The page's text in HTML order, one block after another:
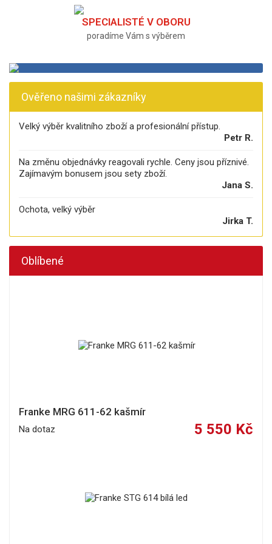
SPECIALISTÉ V OBORU
poradíme Vám s výběrem
Ověřeno našimi zákazníky
Velký výběr kvalitního zboží a profesionální přístup.
Petr R.
Na změnu objednávky reagovali rychle. Ceny jsou příznivé.
Zajímavým bonusem jsou sety zboží.
Jana S.
Ochota, velký výběr
Jirka T.
Oblíbené
Franke MRG 611-62 kašmír
Na dotaz 5 550 Kč